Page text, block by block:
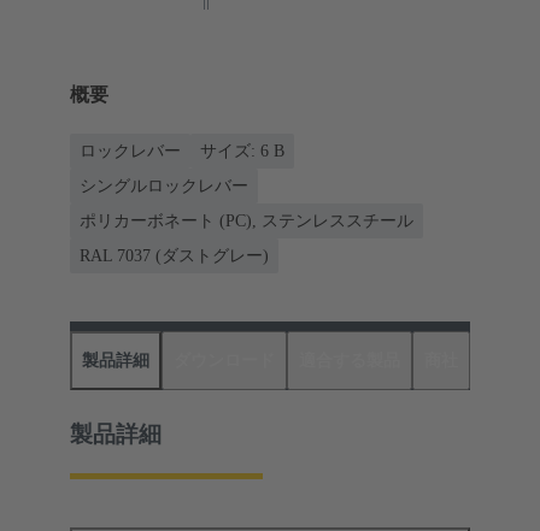
概要
ロックレバー
サイズ: 6 B
シングルロックレバー
ポリカーボネート (PC), ステンレススチール
RAL 7037 (ダストグレー)
製品詳細
製品詳細